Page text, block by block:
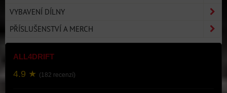
VYBAVENÍ DÍLNY
PŘÍSLUŠENSTVÍ A MERCH
ALL4DRIFT
4.9 ★ (182 recenzí)